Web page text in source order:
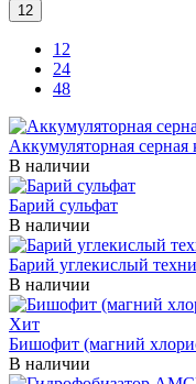
12
12
24
48
Аккумуляторная серная
В наличии
Барий сульфат
В наличии
Барий углекислый
В наличии
Хит
Бишофит (магний
В наличии